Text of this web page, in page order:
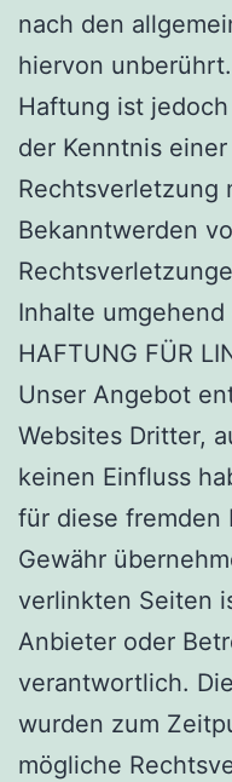
nach den
hiervon
Haftung ist
der Kenntnis
Rechtsverletzung
Bekanntwerden
Inhalte
HAFTUNG FÜR
Unser Angebot
Websites Dritter,
keinen Einfluss
für diese fremden
Gewähr
verlinkten Seiten
Anbieter oder
verantwortlich.
wurden zum
mögliche